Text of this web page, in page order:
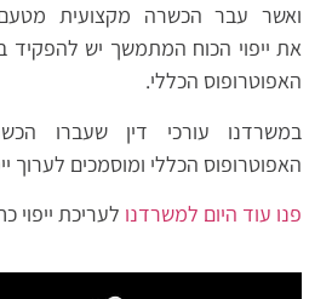
ואשר עבר הכשרה מקצועית מטעם
את ייפוי הכוח המתמשך יש להפקיד
האפוטרופוס הכללי.
במשרדנו עורכי דין שעברו
האפוטרופוס הכללי ומוסמכים לערוך
פנו עוד היום למשרדנו לעריכת